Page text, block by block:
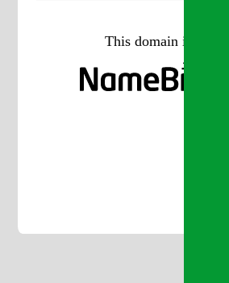
This domain is